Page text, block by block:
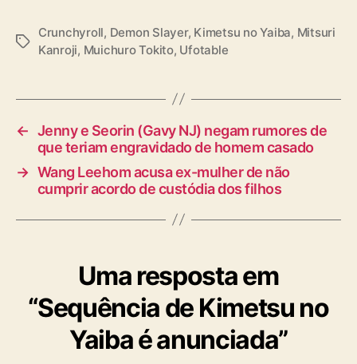
T
Crunchyroll, Demon Slayer, Kimetsu no Yaiba, Mitsuri
Kanroji, Muichuro Tokito, Ufotable
← Jenny e Seorin (Gavy NJ) negam rumores de
que teriam engravidado de homem casado
→ Wang Leehom acusa ex-mulher de não
cumprir acordo de custódia dos filhos
Uma resposta em
“Sequência de Kimetsu no
Yaiba é anunciada”